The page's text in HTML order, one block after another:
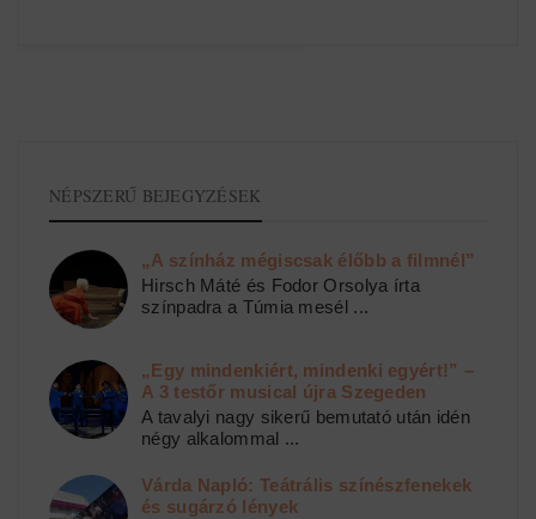
NÉPSZERŰ BEJEGYZÉSEK
„A színház mégiscsak élőbb a filmnél”
Hirsch Máté és Fodor Orsolya írta
színpadra a Túmia mesél ...
„Egy mindenkiért, mindenki egyért!” –
A 3 testőr musical újra Szegeden
A tavalyi nagy sikerű bemutató után idén
négy alkalommal ...
Várda Napló: Teátrális színészfenekek
és sugárzó lények